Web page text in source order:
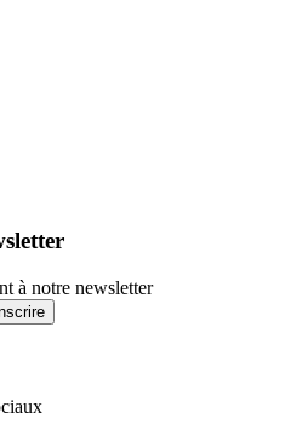
à notre newsletter